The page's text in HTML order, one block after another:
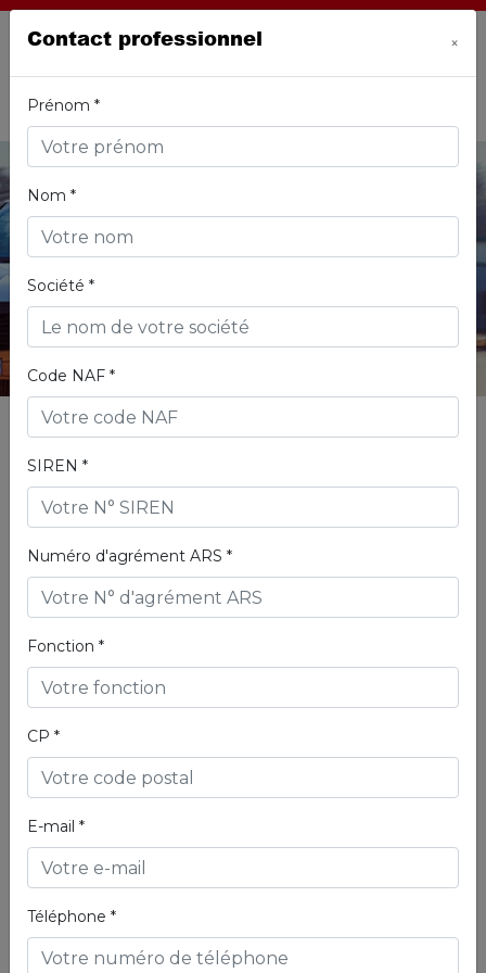
JUSSIEU secours FRANCE
Accueil JUSSIEU secours FRANCE
PRÉSENTATION
JUSSIEU secours FRANCE, siège du Service National
d'Ambulance.
Contact professionnel ×
Prénom *
Nom *
Société *
Code NAF *
SIREN *
Numéro d'agrément ARS *
Fonction *
CP *
E-mail *
Téléphone *